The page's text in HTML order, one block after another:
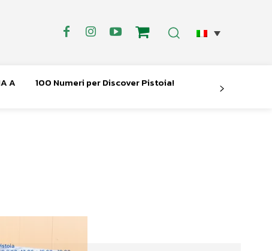
A 100 Numeri per Discover Pistoia!